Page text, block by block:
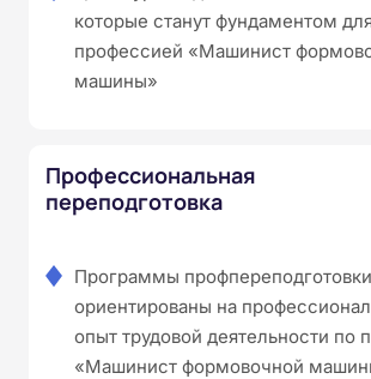
которые станут фундаментом
профессией «Машинист
машины»
Профессиональная
переподготовка
Программы профпереподготовки
ориентированы на
опыт трудовой деятельности по
«Машинист формовочной